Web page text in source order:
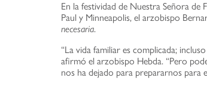
En la festividad de Nuestra Señora
Paul y Minneapolis, el arzobispo
necesaria.
“La vida familiar es complicada;
afirmó el arzobispo Hebda. “Pero
nos ha dejado para prepararnos para